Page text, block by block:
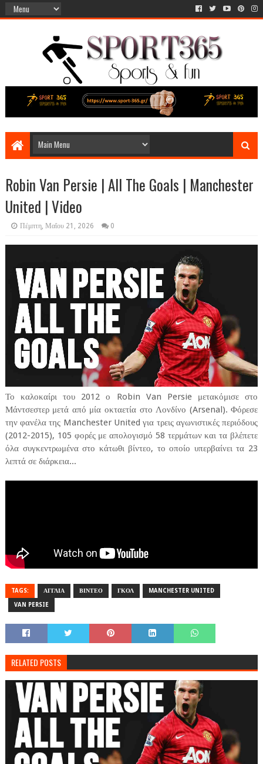
Robin Van Persie | All The Goals | Manchester
United | Video
Πέμπτη, Μαΐου 21, 2026 0
Το καλοκαίρι του 2012 ο Robin Van Persie μετακόμισε στο
Μάντσεστερ μετά από μία οκταετία στο Λονδίνο (Arsenal). Φόρεσε
την φανέλα της Manchester United για τρεις αγωνιστικές περιόδους
(2012-2015), 105 φορές με απολογισμό 58 τερμάτων και τα βλέπετε
όλα συγκεντρωμένα στο κάτωθι βίντεο, το οποίο υπερβαίνει τα 23
λεπτά σε διάρκεια...
TAGS: ΑΓΓΛΙΑ ΒΙΝΤΕΟ ΓΚΟΛ MANCHESTER UNITED
VAN PERSIE
RELATED POSTS